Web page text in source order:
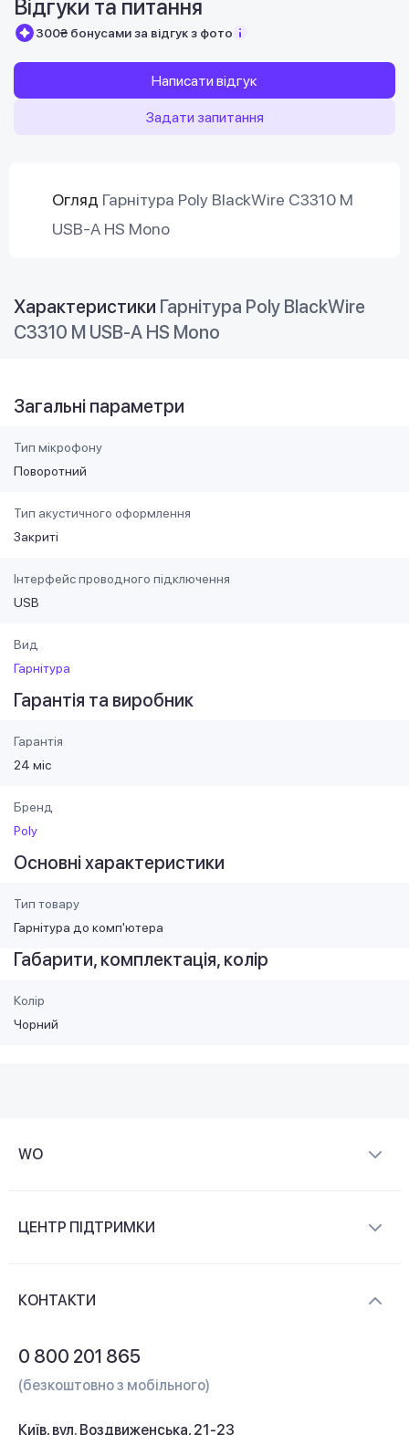
Відгуки та питання
300₴ бонусами за відгук з фото
Написати відгук
Задати запитання
Огляд Гарнітура Poly BlackWire C3310 M
USB-A HS Mono
Характеристики Гарнітура Poly BlackWire
C3310 M USB-A HS Mono
Загальні параметри
Тип мікрофону
Поворотний
Тип акустичного оформлення
Закриті
Інтерфейс проводного підключення
USB
Вид
Гарнітура
Гарантія та виробник
Гарантія
24 міс
Бренд
Poly
Основні характеристики
Тип товару
Гарнітура до комп'ютера
Габарити, комплектація, колір
Колір
Чорний
WO
Контакти
ЦЕНТР ПІДТРИМКИ
КОНТАКТИ
0 800 201 865
(безкоштовно з мобільного)
Київ, вул. Воздвиженська, 21-23